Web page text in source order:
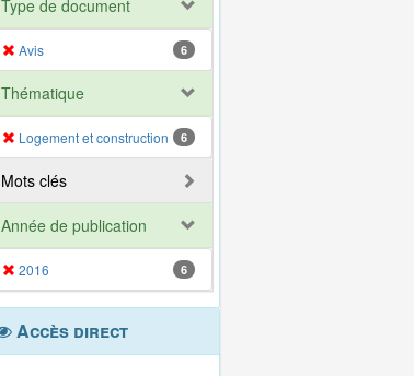
Type de document
Avis 6
Thématique
Logement et construction 6
Mots clés
Année de publication
2016 6
Accès direct